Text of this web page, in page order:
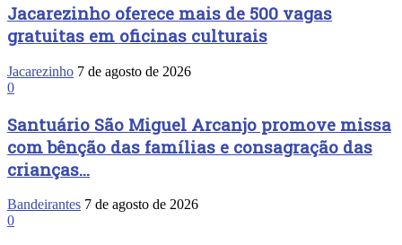
Jacarezinho oferece mais de 500 vagas
gratuitas em oficinas culturais
Jacarezinho 7 de agosto de 2026
0
Santuário São Miguel Arcanjo promove missa
com bênção das famílias e consagração das
crianças...
Bandeirantes 7 de agosto de 2026
0